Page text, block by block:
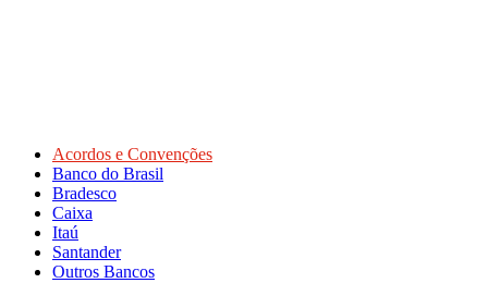
Acordos e Convenções
Banco do Brasil
Bradesco
Caixa
Itaú
Santander
Outros Bancos